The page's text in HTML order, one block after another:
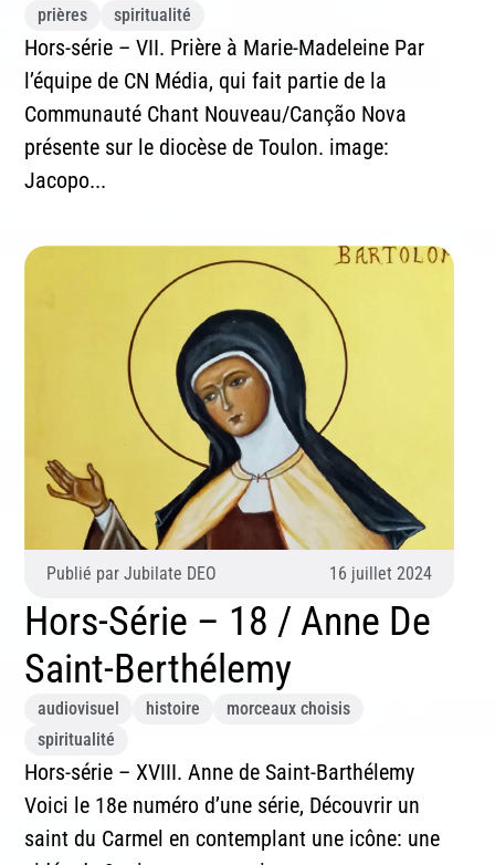
prières spiritualité
Hors-série – VII. Prière à Marie-Madeleine Par
l’équipe de CN Média, qui fait partie de la
Communauté Chant Nouveau/Canção Nova
présente sur le diocèse de Toulon. image:
Jacopo...
Publié par Jubilate DEO 16 juillet 2024
Hors-Série – 18 / Anne De
Saint-Berthélemy
audiovisuel histoire
morceaux choisis
spiritualité
Hors-série – XVIII. Anne de Saint-Barthélemy
Voici le 18e numéro d’une série, Découvrir un
saint du Carmel en contemplant une icône: une